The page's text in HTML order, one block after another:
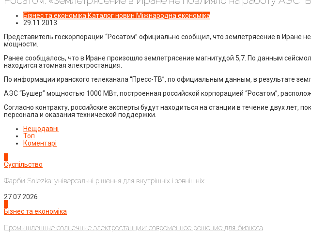
Бізнес та економіка Каталог новин Міжнародна економіка
29.11.2013
Представитель госкорпорации “Росатом” официально сообщил, что землетрясение в Иране
мощности.
Ранее сообщалось, что в Иране произошло землетрясение магнитудой 5,7. По данным
находится атомная электростанция.
По информации иранского телеканала “Пресс-ТВ”, по официальным данным, в результате
АЭС “Бушер” мощностью 1000 МВт, построенная российской корпорацией “Росатом”,
Согласно контракту, российские эксперты будут находиться на станции в течение двух лет,
персонала и оказания технической поддержки.
Нещодавні
Топ
Коментарі
Суспільство
Фарби Sniezka: універсальні рішення для внутрішніх і зовнішніх...
27.07.2026
Бізнес та економіка
Промышленные солнечные электростанции: современное решение для бизнеса